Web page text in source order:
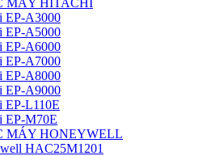
MÁY HITACHI
EP-A3000
EP-A5000
EP-A6000
EP-A7000
EP-A8000
EP-A9000
EP-L110E
EP-M70E
MÁY HONEYWELL
HAC25M1201